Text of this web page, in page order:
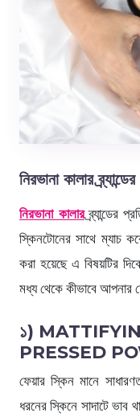
নিরভানা কালার
নিরভানা কালারব্র্যান্ডের
স্কিনটোনের সাথে ম্যাচ
করা হয়েছে এ বিষয়টির
মধ্য থেকে কীভাবে আপনার
১)
PRESSED
ফেয়ার স্কিন মানে
ধরনের স্কিনে সাদাটে ভাব